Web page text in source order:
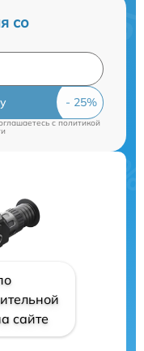
со
cполитикой
сайте